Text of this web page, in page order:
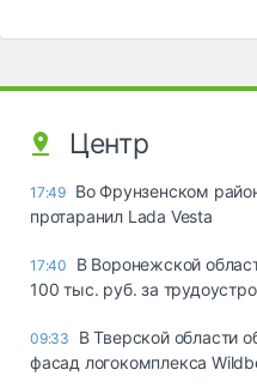
Центр
17:49 Во Фрунзенском
протаранил Lada Vesta
17:40
В Воронежской
100 тыс. руб. за
09:33
В Тверской области
фасад логокомплекса